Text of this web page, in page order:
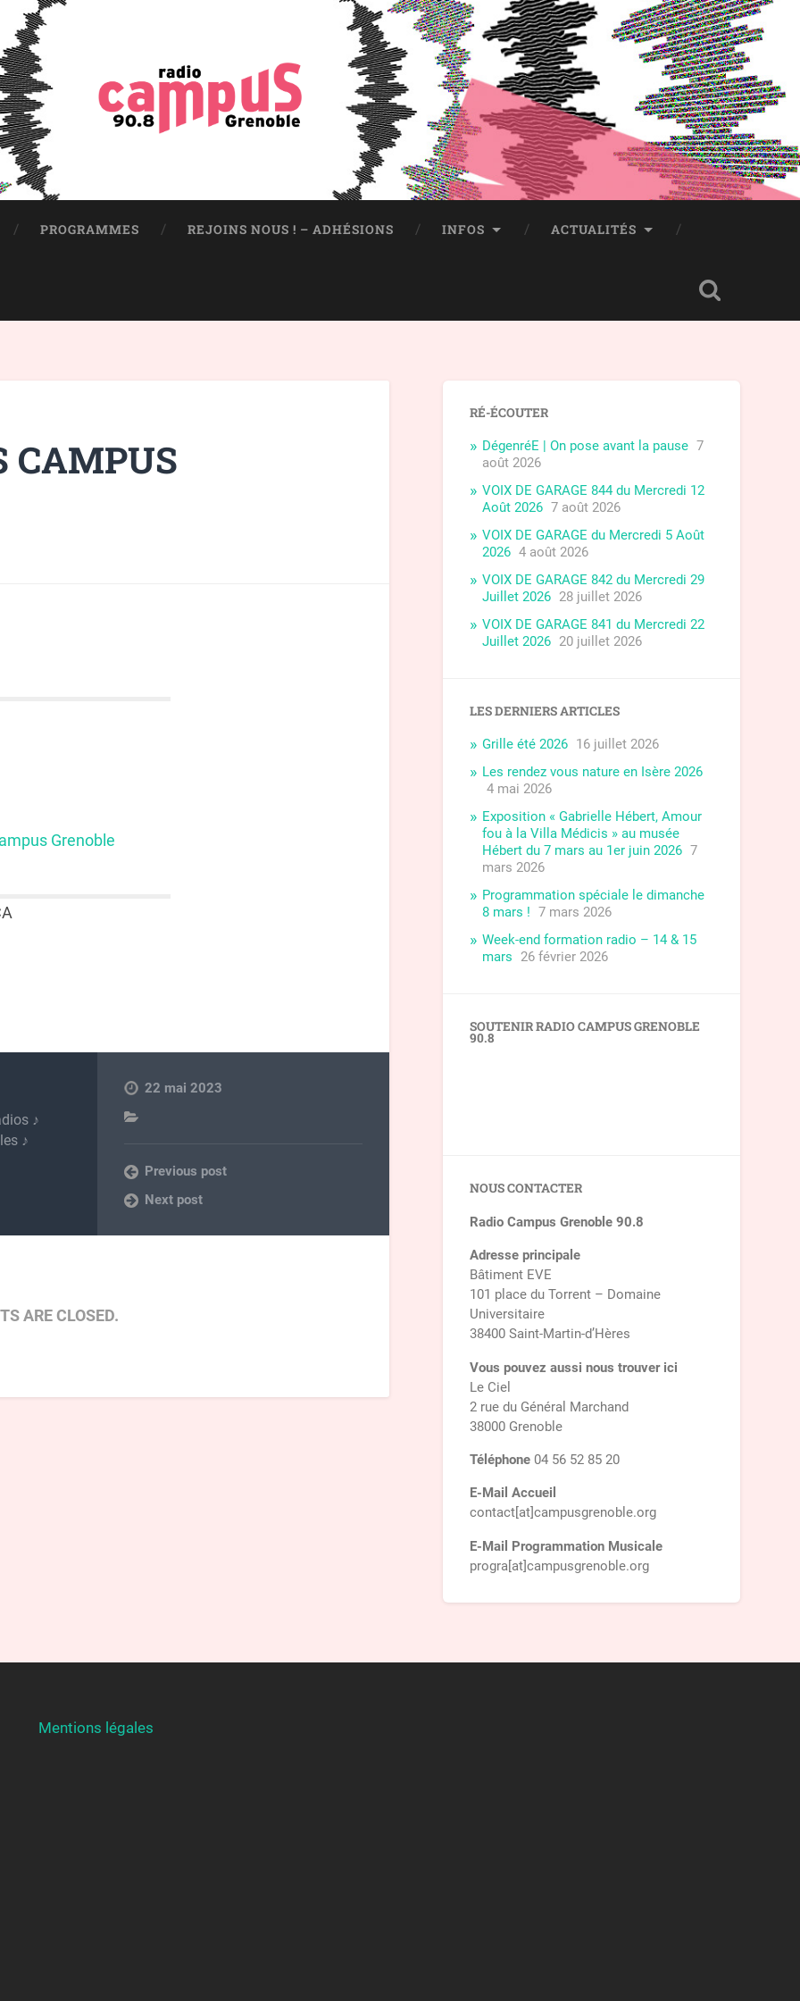
PROGRAMMES REJOINS NOUS ! – ADHÉSIONS INFOS ACTUALITÉS
CAMPUS
Grenoble
♪
♪
22 mai 2023
Previous post
Next post
ARE CLOSED.
RÉ-ÉCOUTER
DégenréE | On pose avant la pause 7
août 2026
VOIX DE GARAGE 844 du Mercredi 12
Août 2026 7 août 2026
VOIX DE GARAGE du Mercredi 5 Août
2026 4 août 2026
VOIX DE GARAGE 842 du Mercredi 29
Juillet 2026 28 juillet 2026
VOIX DE GARAGE 841 du Mercredi 22
Juillet 2026 20 juillet 2026
LES DERNIERS ARTICLES
Grille été 2026 16 juillet 2026
Les rendez vous nature en Isère 2026
4 mai 2026
Exposition « Gabrielle Hébert, Amour
fou à la Villa Médicis » au musée
Hébert du 7 mars au 1er juin 2026 7
mars 2026
Programmation spéciale le dimanche
8 mars ! 7 mars 2026
Week-end formation radio – 14 & 15
mars
26 février 2026
SOUTENIR RADIO CAMPUS GRENOBLE
90.8
NOUS CONTACTER
Radio Campus Grenoble 90.8
Adresse principale
Bâtiment EVE
101 place du Torrent – Domaine
Universitaire
38400 Saint-Martin-d’Hères
Vous pouvez aussi nous trouver ici
Le Ciel
2 rue du Général Marchand
38000 Grenoble
Téléphone 04 56 52 85 20
E-Mail Accueil
contact[at]campusgrenoble.org
E-Mail Programmation Musicale
progra[at]campusgrenoble.org
Mentions légales